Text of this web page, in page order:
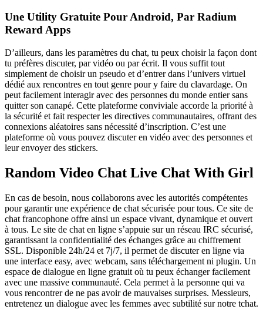
Une Utility Gratuite Pour Android, Par Radium
Reward Apps
D’ailleurs, dans les paramètres du chat, tu peux choisir la façon dont
tu préfères discuter, par vidéo ou par écrit. Il vous suffit tout
simplement de choisir un pseudo et d’entrer dans l’univers virtuel
dédié aux rencontres en tout genre pour y faire du clavardage. On
peut facilement interagir avec des personnes du monde entier sans
quitter son canapé. Cette plateforme conviviale accorde la priorité à
la sécurité et fait respecter les directives communautaires, offrant des
connexions aléatoires sans nécessité d’inscription. C’est une
plateforme où vous pouvez discuter en vidéo avec des personnes et
leur envoyer des stickers.
Random Video Chat Live Chat With Girl
En cas de besoin, nous collaborons avec les autorités compétentes
pour garantir une expérience de chat sécurisée pour tous. Ce site de
chat francophone offre ainsi un espace vivant, dynamique et ouvert
à tous. Le site de chat en ligne s’appuie sur un réseau IRC sécurisé,
garantissant la confidentialité des échanges grâce au chiffrement
SSL. Disponible 24h/24 et 7j/7, il permet de discuter en ligne via
une interface easy, avec webcam, sans téléchargement ni plugin. Un
espace de dialogue en ligne gratuit où tu peux échanger facilement
avec une massive communauté. Cela permet à la personne qui va
vous rencontrer de ne pas avoir de mauvaises surprises. Messieurs,
entretenez un dialogue avec les femmes avec subtilité sur notre tchat.